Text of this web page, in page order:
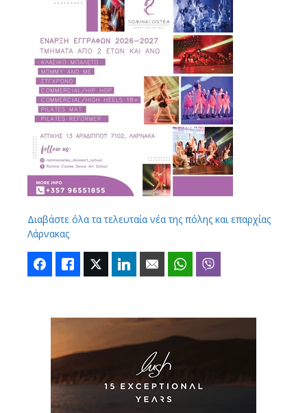
Διαβάστε όλα τα τελευταία νέα της πόλης και επαρχίας
Λάρνακας
FacebookLike Twitter LinkedIn Email WhatsApp